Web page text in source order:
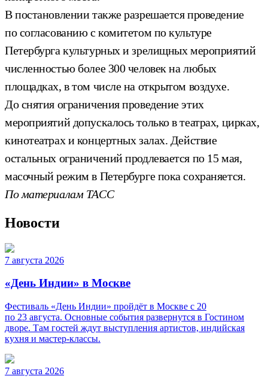
В постановлении также разрешается проведение
по согласованию с комитетом по культуре
Петербурга культурных и зрелищных мероприятий
численностью более 300 человек на любых
площадках, в том числе на открытом воздухе.
До снятия ограничения проведение этих
мероприятий допускалось только в театрах, цирках,
кинотеатрах и концертных залах. Действие
остальных ограничений продлевается по 15 мая,
масочный режим в Петербурге пока сохраняется.
По материалам ТАСС
Новости
7 августа 2026
«День Индии» в Москве
Фестиваль «День Индии» пройдёт в Москве с 20
по 23 августа. Основные события развернутся в Гостином
дворе. Там гостей ждут выступления артистов, индийская
кухня и мастер-классы.
7 августа 2026